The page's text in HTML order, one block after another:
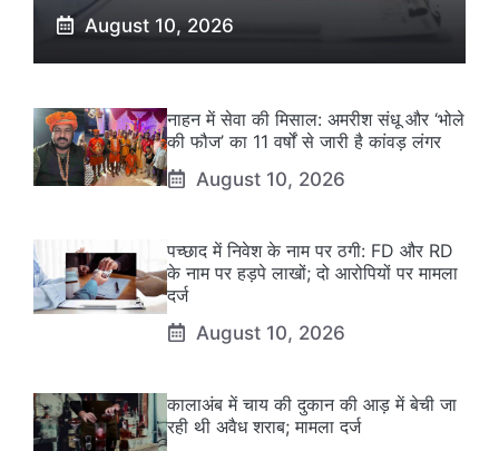
August 10, 2026
नाहन में सेवा की मिसाल: अमरीश संधू और ‘भोले
की फौज’ का 11 वर्षों से जारी है कांवड़ लंगर
August 10, 2026
पच्छाद में निवेश के नाम पर ठगी: FD और RD
के नाम पर हड़पे लाखों; दो आरोपियों पर मामला
दर्ज
August 10, 2026
कालाअंब में चाय की दुकान की आड़ में बेची जा
रही थी अवैध शराब; मामला दर्ज